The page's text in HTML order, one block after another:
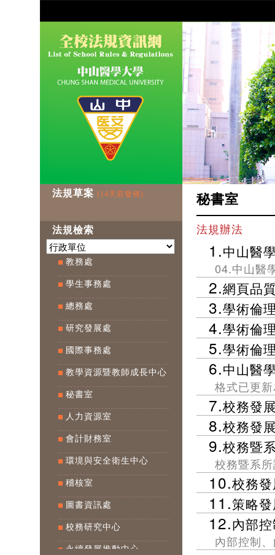
法規草案 (14天前發佈)
法規檢索
教務處
學生事務處
總務處
研究發展處
國際事務處
教學資源暨教師成長中心
秘書室
人力資源室
會計財務室
環境與安全衛生中心
稽核室
圖書資訊處
校務研究中心
永續發展推動中心
秘書室
法規辦法
1.中山醫
04.中山醫
2.網頁品
3.學術倫
4.學術倫
5.學術倫
6.中山醫
格式已更
7.校務發
8.校務發
9.校務暨
校務暨系
10.校務
11.策略
12.內部
內部控制